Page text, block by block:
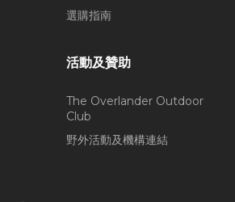
選購指南
活動及贊助
The Overlander Outdoor
Club
野外活動及機構連結